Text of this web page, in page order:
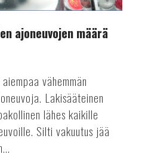
ajoneuvojen määrä
vähemmän
Lakisääteinen
lähes kaikille
Silti vakuutus jää